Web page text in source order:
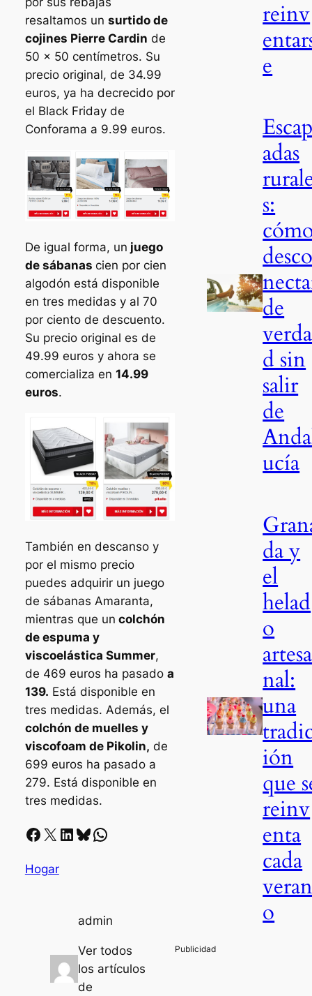
resaltamos un surtido de
cojines Pierre Cardin de
50 x 50 centímetros. Su
precio original, de 34.99
euros, ya ha decrecido por
el Black Friday de
Conforama a 9.99 euros.
De igual forma, un juego
de sábanas cien por cien
algodón está disponible
en tres medidas y al 70
por ciento de descuento.
Su precio original es de
49.99 euros y ahora se
comercializa en 14.99
euros.
También en descanso y
por el mismo precio
puedes adquirir un juego
de sábanas Amaranta,
mientras que un colchón
de espuma y
viscoelástica Summer,
de 469 euros ha pasado a
139. Está disponible en
tres medidas. Además, el
colchón de muelles y
viscofoam de Pikolin, de
699 euros ha pasado a
279. Está disponible en
tres medidas.
Facebook X LinkedIn Bluesky Whatsapp
Hogar
admin
Ver todos
los artículos
de
reinv
e
adas
s:
de
verda
d sin
salir
de
ucía
da y
el
helad
o
artesa
nal:
una
ión
que
reinv
enta
cada
o